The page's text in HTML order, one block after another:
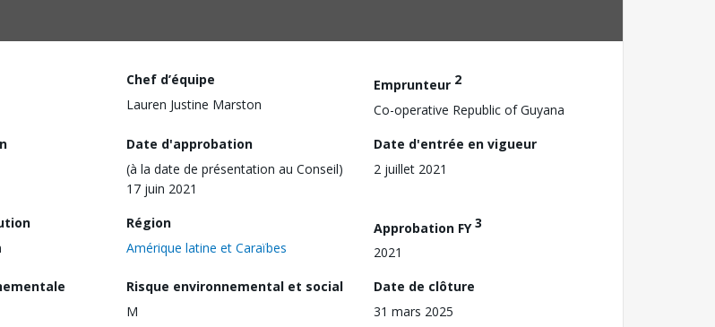
Chef d’équipe
Lauren Justine Marston
Emprunteur 2
Co-operative Republic of Guyana
Date d'approbation
(à la date de présentation au Conseil)
17 juin 2021
Date d'entrée en vigueur
2 juillet 2021
Région
Amérique latine et Caraïbes
Approbation FY3
2021
Risque environnemental et social
M
Date de clôture
31 mars 2025